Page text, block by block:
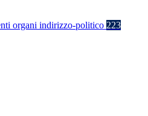
organi indirizzo-politico 223